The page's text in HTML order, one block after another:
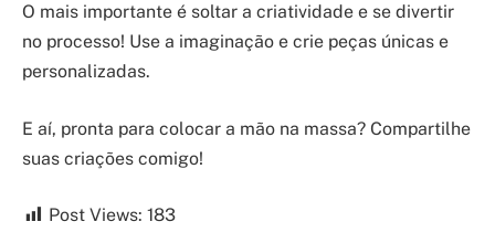
O mais importante é soltar a criatividade e se divertir
no processo! Use a imaginação e crie peças únicas e
personalizadas.
E aí, pronta para colocar a mão na massa? Compartilhe
suas criações comigo!
Post Views: 183